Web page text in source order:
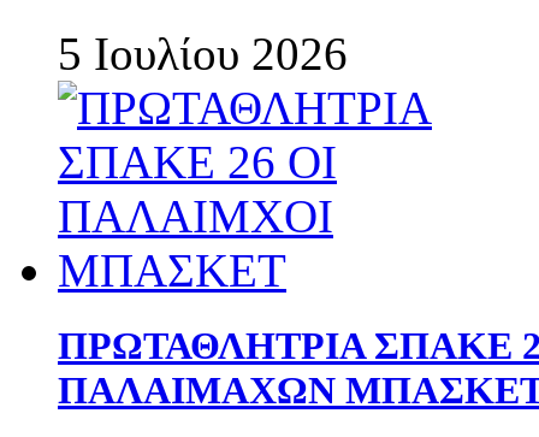
5 Ιουλίου 2026
ΠΡΩΤΑΘΛΗΤΡΙΑ ΣΠΑΚΕ
ΠΑΛΑΙΜΑΧΩΝ